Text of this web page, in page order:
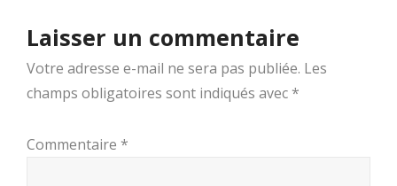
Laisser un commentaire
Votre adresse e-mail ne sera pas publiée. Les
champs obligatoires sont indiqués avec *
Commentaire *